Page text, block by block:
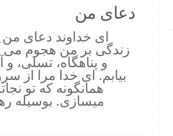
دعای من
اى خداوند دعاى
زندگى بر من هجوم مى
و پناهگاه، تسلى،
بيابم. اى خدا مرا از
همانگونه كه تو
ميسازى. بوسيله